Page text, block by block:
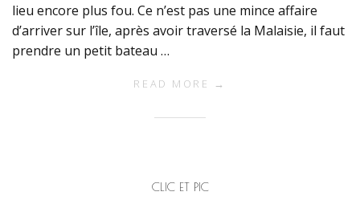
lieu encore plus fou. Ce n’est pas une mince affaire
d’arriver sur l’île, après avoir traversé la Malaisie, il faut
prendre un petit bateau …
READ MORE →
CLIC ET PIC